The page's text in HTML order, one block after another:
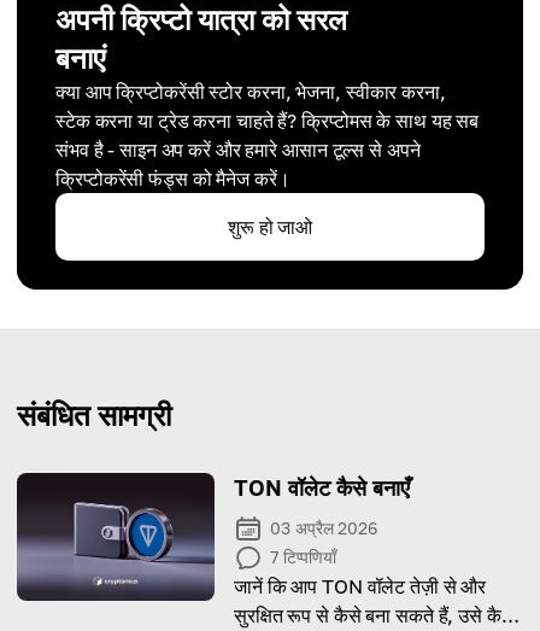
अपनी क्रिप्टो यात्रा को सरल
बनाएं
क्या आप क्रिप्टोकरेंसी स्टोर करना, भेजना, स्वीकार करना,
स्टेक करना या ट्रेड करना चाहते हैं? क्रिप्टोमस के साथ यह सब
संभव है - साइन अप करें और हमारे आसान टूल्स से अपने
क्रिप्टोकरेंसी फंड्स को मैनेज करें।
शुरू हो जाओ
संबंधित सामग्री
TON वॉलेट कैसे बनाएँ
03 अप्रैल 2026
7 टिप्पणियाँ
जानें कि आप TON वॉलेट तेज़ी से और
सुरक्षित रूप से कैसे बना सकते हैं, उसे कैसे